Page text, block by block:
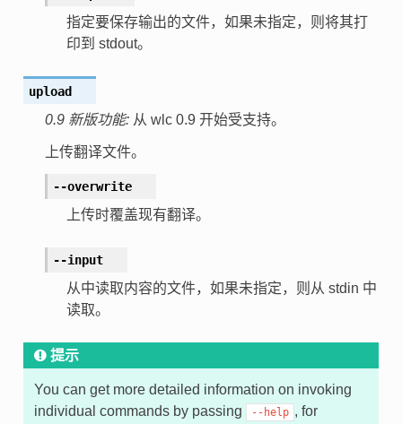
指定要保存输出的文件，如果未指定，则将其打
印到 stdout。
upload
0.9 新版功能: 从 wlc 0.9 开始受支持。
上传翻译文件。
--overwrite
上传时覆盖现有翻译。
--input
从中读取内容的文件，如果未指定，则从 stdin 中
读取。
提示
You can get more detailed information on invoking
individual commands by passing
--help , for